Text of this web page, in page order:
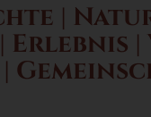
|
Erlebnis